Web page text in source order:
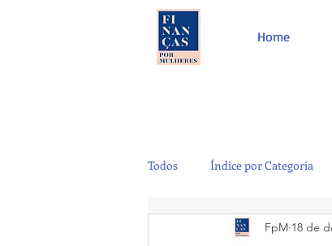
Home
Todos Índice por Categoria
FpM 18 de